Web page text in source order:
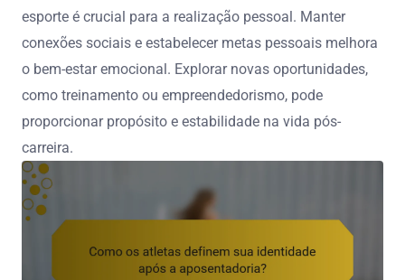
esporte é crucial para a realização pessoal. Manter
conexões sociais e estabelecer metas pessoais melhora
o bem-estar emocional. Explorar novas oportunidades,
como treinamento ou empreendedorismo, pode
proporcionar propósito e estabilidade na vida pós-
carreira.